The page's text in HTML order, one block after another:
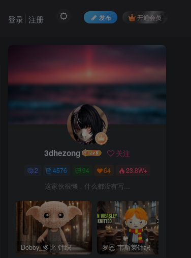
发布 开通会员
登录 注册
3dhezong 关注
2 4576 94 64 23.8W+
这家伙很懒，什么都没有写...
Dobby_多比 针织 罗恩·韦斯莱针织